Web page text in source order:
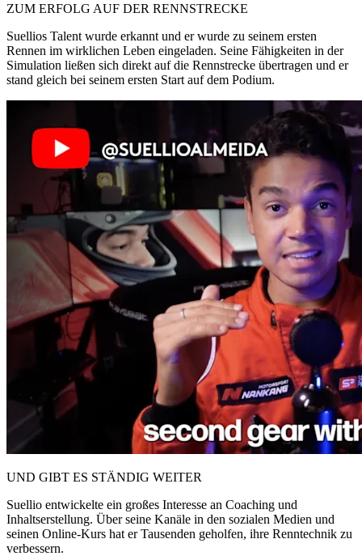
ZUM ERFOLG AUF DER RENNSTRECKE
Suellios Talent wurde erkannt und er wurde zu seinem ersten
Rennen im wirklichen Leben eingeladen. Seine Fähigkeiten in der
Simulation ließen sich direkt auf die Rennstrecke übertragen und er
stand gleich bei seinem ersten Start auf dem Podium.
UND GIBT ES STÄNDIG WEITER
Suellio entwickelte ein großes Interesse an Coaching und
Inhaltserstellung. Über seine Kanäle in den sozialen Medien und
seinen Online-Kurs hat er Tausenden geholfen, ihre Renntechnik zu
verbessern.